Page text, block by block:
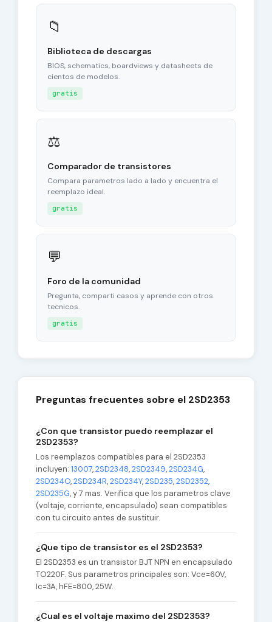
📁
Biblioteca de descargas
BIOS, schematics, boardviews y datasheets de
cientos de modelos.
gratis
⚖
Comparador de transistores
Compara parametros lado a lado y encuentra el
reemplazo ideal.
gratis
💬
Foro de la comunidad
Pregunta, comparti casos y aprende con otros
tecnicos.
gratis
Preguntas frecuentes sobre el 2SD2353
¿Con que transistor puedo reemplazar el
2SD2353?
Los reemplazos compatibles para el 2SD2353
incluyen: 13007,2SD2348,2SD2349,2SD234G,
2SD234O,2SD234R,2SD234Y,2SD235,2SD2352,
2SD235G, y 7 mas. Verifica que los parametros clave
(voltaje, corriente, encapsulado) sean compatibles
con tu circuito antes de sustituir.
¿Que tipo de transistor es el 2SD2353?
El 2SD2353 es un transistor BJT NPN en encapsulado
TO220F. Sus parametros principales son: Vce=60V,
Ic=3A, hFE=800, 25W.
¿Cual es el voltaje maximo del 2SD2353?